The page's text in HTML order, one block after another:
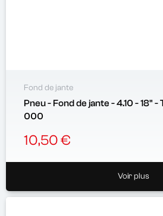
Fond de jante
Pneu - Fond de jante - 4.10 - 18" - TR4 - 42713-300-
000
10,50 €
Voir plus